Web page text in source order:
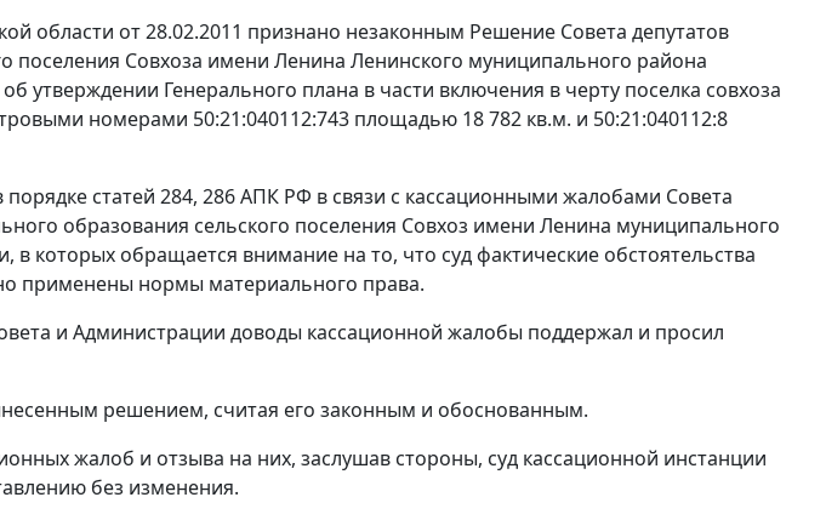
области от 28.02.2011 признано незаконным Решение Совета депутатов
поселения Совхоза имени Ленина Ленинского муниципального района
утверждении Генерального плана в части включения в черту поселка совхоза
номерами 50:21:040112:743 площадью 18 782 кв.м. и 50:21:040112:8
порядке статей 284, 286АПК РФ в связи с кассационными жалобами Совета
образования сельского поселения Совхоз имени Ленина муниципального
в которых обращается внимание на то, что суд фактические обстоятельства
применены нормы материального права.
и Администрации доводы кассационной жалобы поддержал и просил
решением, считая его законным и обоснованным.
жалоб и отзыва на них, заслушав стороны, суд кассационной инстанции
без изменения.